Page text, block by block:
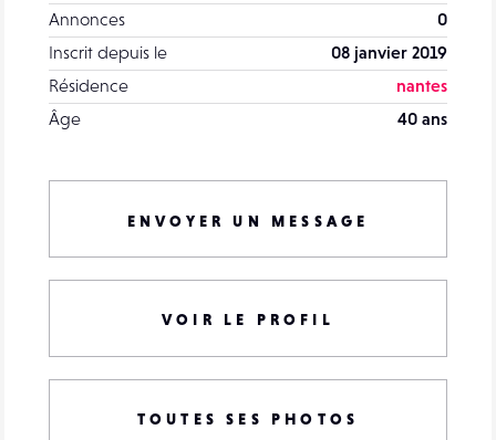
Annonces
0
Inscrit depuis le
08 janvier 2019
Résidence
nantes
Âge
40 ans
ENVOYER UN MESSAGE
VOIR LE PROFIL
TOUTES SES PHOTOS